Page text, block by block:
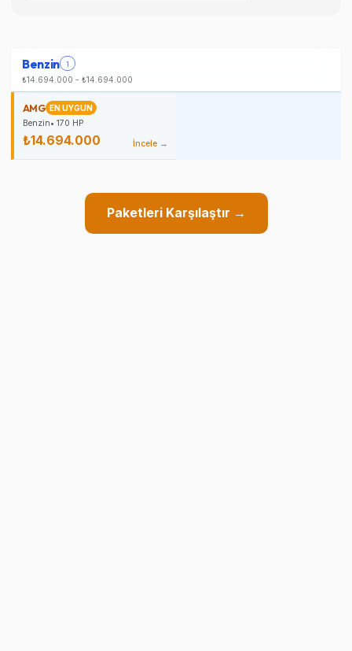
Benzin 1
₺14.694.000 - ₺14.694.000
AMG EN UYGUN
Benzin• 170 HP
₺14.694.000 İncele →
Paketleri Karşılaştır →